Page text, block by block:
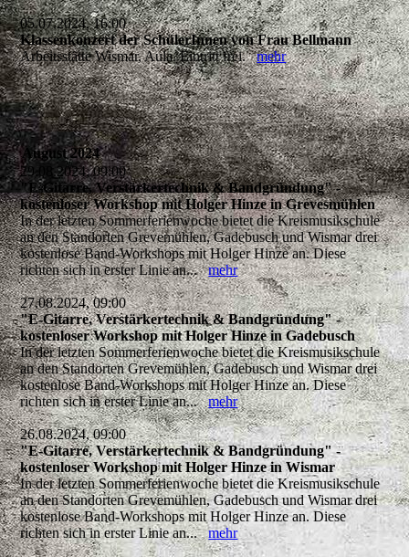
05.07.2024, 16:00
Klassenkonzert der SchülerInnen von Frau Bellmann
Arbeitsstätte Wismar, Aula. Eintritt frei.mehr
August 2024
29.08.2024, 09:00
"E-Gitarre, Verstärkertechnik & Bandgründung" -
kostenloser Workshop mit Holger Hinze in Grevesmühlen
In der letzten Sommerferienwoche bietet die Kreismusikschule
an den Standorten Grevemühlen, Gadebusch und Wismar drei
kostenlose Band-Workshops mit Holger Hinze an. Diese
richten sich in erster Linie an...mehr
27.08.2024, 09:00
"E-Gitarre, Verstärkertechnik & Bandgründung" -
kostenloser Workshop mit Holger Hinze in Gadebusch
In der letzten Sommerferienwoche bietet die Kreismusikschule
an den Standorten Grevemühlen, Gadebusch und Wismar drei
kostenlose Band-Workshops mit Holger Hinze an. Diese
richten sich in erster Linie an...mehr
26.08.2024, 09:00
"E-Gitarre, Verstärkertechnik & Bandgründung" -
kostenloser Workshop mit Holger Hinze in Wismar
In der letzten Sommerferienwoche bietet die Kreismusikschule
an den Standorten Grevemühlen, Gadebusch und Wismar drei
kostenlose Band-Workshops mit Holger Hinze an. Diese
richten sich in erster Linie an...mehr